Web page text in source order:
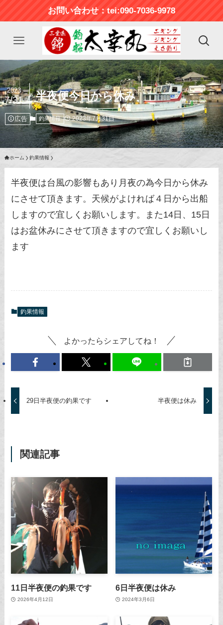
お問い合わせ：tei:090-7036-9978
半夜便今日から休み
2023
7/31
広告 釣果情報 2023年7月31日
ホーム 釣果情報
半夜便は台風の影響もあり月夜の為今日から休み
にさせて頂きます。天候がよければ４日から出船
しますので宜しくお願いします。また14日、15日
はお盆休みにさせて頂きますので宜しくお願いし
ます
釣果情報
よかったらシェアしてね！
29日半夜便の釣果です 半夜便は休み
関連記事
11日半夜便の釣果です
2026年4月12日
6日半夜便は休み
2024年3月6日